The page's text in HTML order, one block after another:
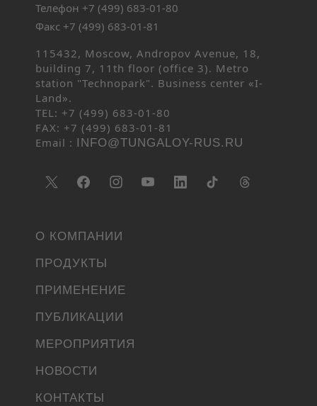
Телефон +7 (499) 683-01-80
Факс +7 (499) 683-01-81
115432, Moscow, Andropov Avenue, 18,
building 7, 11th floor (office 3). Metro
station "Technopark". Business center «I-
Land».
TEL: +7 (499) 683-01-80
FAX: +7 (499) 683-01-81
Email :
INFO@TUNGALOY-RUS.RU
О КОМПАНИИ
ПРОДУКТЫ
ПРИМЕНЕНИЕ
ПУБЛИКАЦИИ
МЕРОПРИЯТИЯ
НОВОСТИ
КОНТАКТЫ